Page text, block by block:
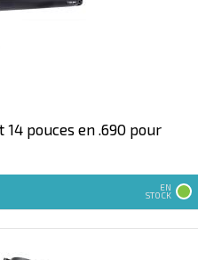
14 pouces en .690 pour
EN
STOCK